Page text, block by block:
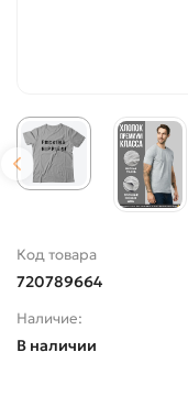
Код товара
720789664
Наличие:
В наличии